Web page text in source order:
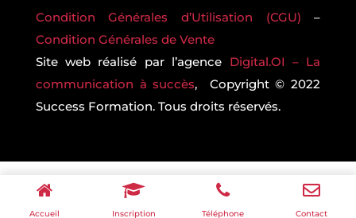
Condition Générales d’Utilisation (CGU)–
Condition Générales de Vente
Site web réalisé par l’agence Digital.OI – La
communication à succès, Copyright © 2022
Success Formation. Tous droits réservés.
Accueil Inscription Téléphone Contact